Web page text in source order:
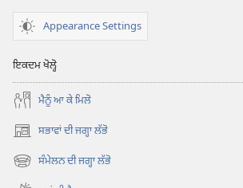
Appearance Settings
ਇਕਦਮ ਖੋਲ੍ਹੋ
ਮੈਨੂੰ ਆ ਕੇ ਮਿਲੋ
ਸਭਾਵਾਂ ਦੀ ਜਗ੍ਹਾ ਲੱਭੋ
(opens
new ਸੰਮੇਲਨ ਦੀ ਜਗ੍ਹਾ ਲੱਭੋ
(opens